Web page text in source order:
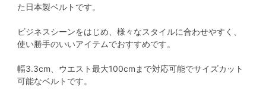
た日本製ベルトです。
ビジネスシーンをはじめ、様々なスタイルに合わせやすく、
使い勝手のいいアイテムでおすすめです。
幅3.3cm、ウエスト最大100cmまで対応可能でサイズカット
可能なベルトです。